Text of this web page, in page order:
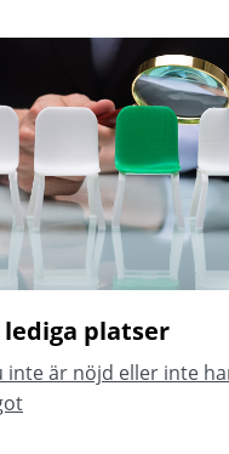
lediga platser
inte är nöjd eller inte